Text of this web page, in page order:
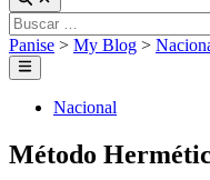
dark
mode
Search
Buscar:
Panise > My Blog >
Main
Menu
PostedNacional
Método